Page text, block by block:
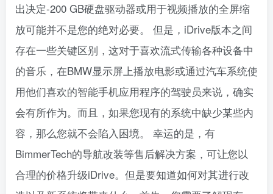
出决定-200 GB硬盘驱动器或用于视频播放的全屏缩
放可能并不是您的绝对必要。 但是，iDrive版本之间
存在一些关键区别，这对于喜欢流式传输各种设备中
的音乐，在BMW显示屏上播放电影或通过汽车系统使
用他们喜欢的智能手机应用程序的驾驶员来说，确实
会有所作为。而且，如果您现有的系统中缺少某些内
容，那么您就不会陷入困境。 幸运的是，有
BimmerTech的导航改装等售后解决方案，可让您以
合理的价格升级iDrive。但是要知道如何对其进行改